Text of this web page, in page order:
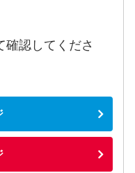
認してくださ